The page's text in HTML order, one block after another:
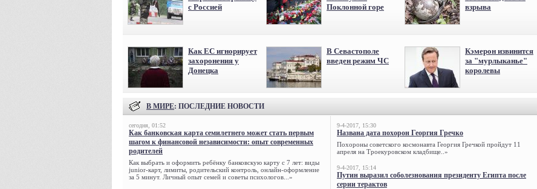
с Россией
Поклонной горе
взрыва
Как ЕС игнорирует
захоронения у
Донецка
В Севастополе
введен режим ЧС
Кэмерон извинится
за "мурлыканье"
королевы
В МИРЕ: ПОСЛЕДНИЕ НОВОСТИ
сегодня, 01:52
Как банковская карта семилетнего может стать первым
шагом к финансовой независимости: опыт современных
родителей
Как выбрать и оформить ребёнку банковскую карту с 7 лет: виды
junior-карт, лимиты, родительский контроль, онлайн-оформление
за 5 минут. Личный опыт семей и советы психологов...»
9-4-2017, 15:30
Названа дата похорон Георгия Гречко
Похороны советского космонавта Георгия Гречкой пройдут 11
апреля на Троекуровском кладбище..»
9-4-2017, 15:14
Путин выразил соболезнования президенту Египта после
серии терактов